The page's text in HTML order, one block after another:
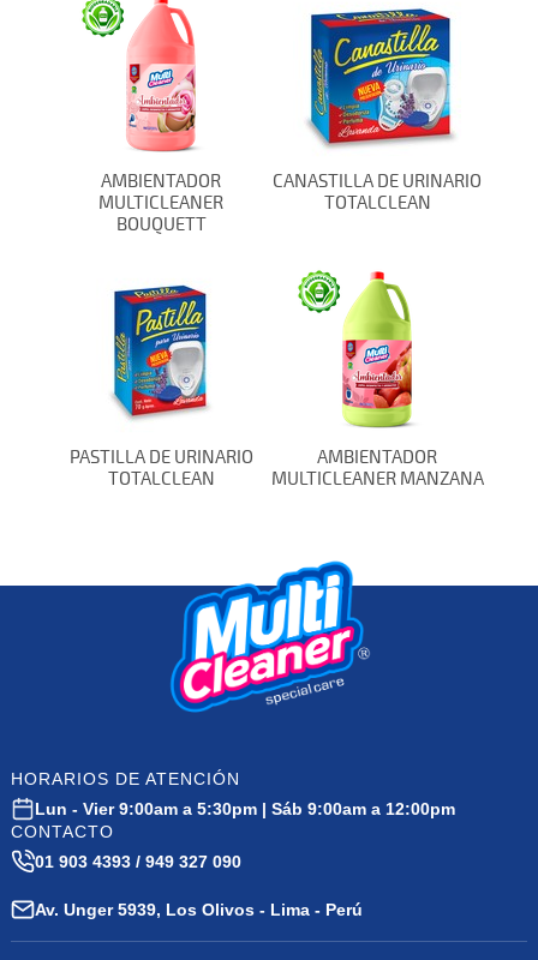
AMBIENTADOR
MULTICLEANER
BOUQUETT
CANASTILLA DE URINARIO
TOTALCLEAN
PASTILLA DE URINARIO
TOTALCLEAN
AMBIENTADOR
MULTICLEANER MANZANA
HORARIOS DE ATENCIÓN
Lun - Vier 9:00am a 5:30pm | Sáb 9:00am a 12:00pm
CONTACTO
01 903 4393 / 949 327 090
Av. Unger 5939, Los Olivos - Lima - Perú